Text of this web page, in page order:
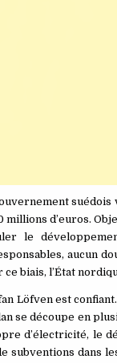
suédois
d’euros.
le
aucun
ce biais, l’État
Löfven est
se découpe en
d’électricité, le
subventions dans